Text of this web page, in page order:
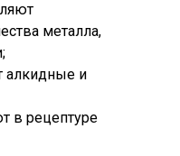
металла,
алкидные и
в рецептуре